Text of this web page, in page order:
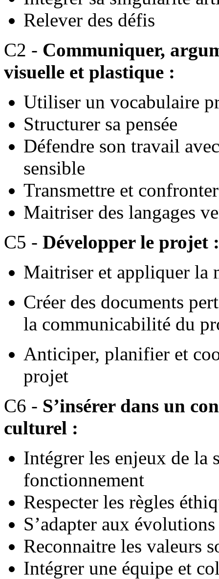
Relever des défis
C2 - Communiquer,
visuelle et plastique :
Utiliser un vocabulaire
Structurer sa pensée
Défendre son travail
sensible
Transmettre et
Maitriser des langages
C5 - Développer le projet :
Maitriser et appliquer la
Créer des documents
la communicabilité du
Anticiper, planifier et
projet
C6 - S’insérer dans un
culturel :
Intégrer les enjeux de la
fonctionnement
Respecter les règles
S’adapter aux
Reconnaitre les valeurs
Intégrer une équipe et